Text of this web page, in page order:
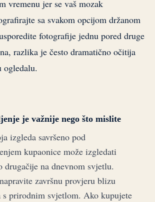
vremenu jer se vaš mozak
sa svakom opcijom držanom
fotografije jednu pored druge
razlika je često dramatično očitija
ogledalu.
je važnije nego što mislite
izgleda savršeno pod
kupaonice može izgledati
drugačije na dnevnom svjetlu.
završnu provjeru blizu
s prirodnim svjetlom. Ako kupujete